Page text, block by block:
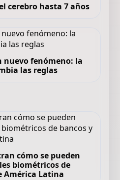
cerebro hasta 7 años
nuevo fenómeno: la
las reglas
cómo se pueden
biométricos de
América Latina